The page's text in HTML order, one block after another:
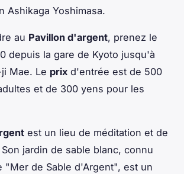
Ashikaga Yoshimasa.
au Pavillon d'argent, prenez le
depuis la gare de Kyoto jusqu'à
Mae. Le prix d'entrée est de 500
et de 300 yens pour les
est un lieu de méditation et de
jardin de sable blanc, connu
"Mer de Sable d'Argent", est un